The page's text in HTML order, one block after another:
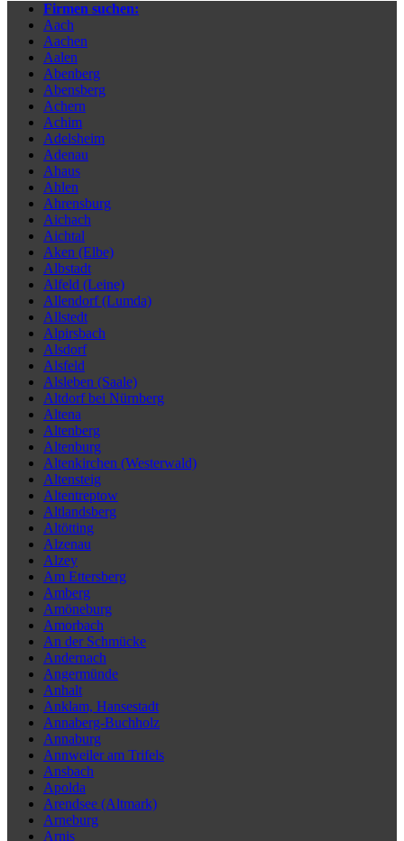
Firmen suchen:
Aach
Aachen
Aalen
Abenberg
Abensberg
Achern
Achim
Adelsheim
Adenau
Ahaus
Ahlen
Ahrensburg
Aichach
Aichtal
Aken (Elbe)
Albstadt
Alfeld (Leine)
Allendorf (Lumda)
Allstedt
Alpirsbach
Alsdorf
Alsfeld
Alsleben (Saale)
Altdorf bei Nürnberg
Altena
Altenberg
Altenburg
Altenkirchen (Westerwald)
Altensteig
Altentreptow
Altlandsberg
Altötting
Alzenau
Alzey
Am Ettersberg
Amberg
Amöneburg
Amorbach
An der Schmücke
Andernach
Angermünde
Anhalt
Anklam, Hansestadt
Annaberg-Buchholz
Annaburg
Annweiler am Trifels
Ansbach
Apolda
Arendsee (Altmark)
Arneburg
Arnis